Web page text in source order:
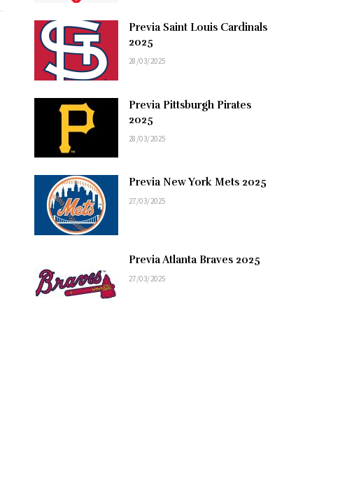
Previa Saint Louis Cardinals
2025
28/03/2025
Previa Pittsburgh Pirates
2025
28/03/2025
Previa New York Mets 2025
27/03/2025
Previa Atlanta Braves 2025
27/03/2025